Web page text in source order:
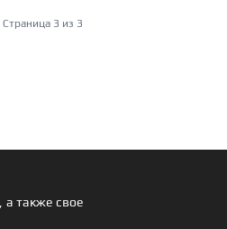
Страница 3 из 3
, а также свое